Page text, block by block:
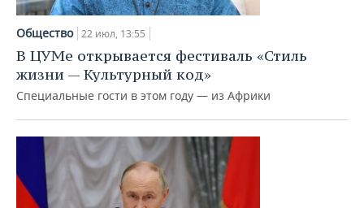
НЕФТЕХИМИЯ
НЕФТЬ
ОПК
ЭНЕРГЕТИКА
РОЗНИЧНАЯ ТОРГОВЛЯ
ТРАНСПОРТ
УСЛУГИ
НОВОСТИ ТЕХНОЛОГИЙ
МЕДИА
ТЕЛЕКОММУНИКАЦИИ
МЕРОПРИЯТИЯ
НОВОСТИ МЕРОПРИЯТИЙ
ВЫЕЗДНАЯ РЕДАКЦИЯ
БИЗНЕС-БРАНЧИ
ONLINE-КОНФЕРЕНЦИИ
СПОРТ
НОВОСТИ СПОРТА
ФУТБОЛ
ХОККЕЙ
ОБЩЕСТВО
НОВОСТИ ОБЩЕСТВА
ВЛАСТЬ
ФОТОГАЛЕРЕЯ
СЮЖЕТЫ
Общество 22 июл, 13:55
В ЦУМе открывается фестиваль «Стиль
жизни — Культурный код»
Специальные гости в этом году — из Африки